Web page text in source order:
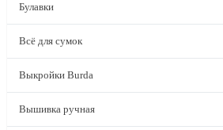
Булавки
Всё для сумок
Выкройки Burda
Вышивка ручная